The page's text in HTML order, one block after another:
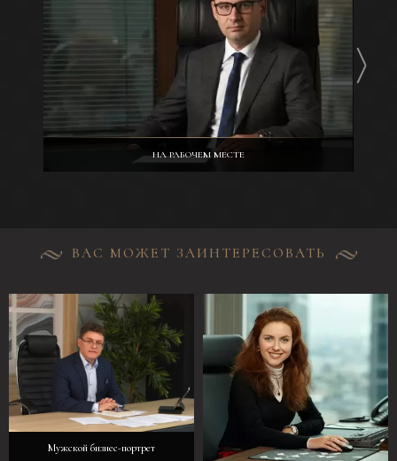
НА РАБОЧЕМ МЕСТЕ
ВАС МОЖЕТ ЗАИНТЕРЕСОВАТЬ
Мужской бизнес-портрет